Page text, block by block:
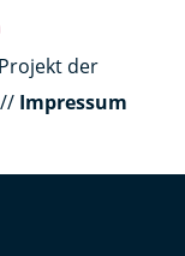
der
Impressum